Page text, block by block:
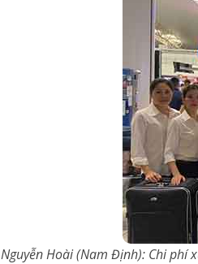
Nguyễn Hoài (Nam Định): Chi phí